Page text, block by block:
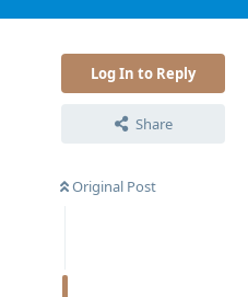
Log In to Reply
Share
Original Post